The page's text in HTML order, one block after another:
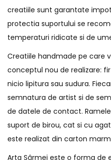
creatiile sunt garantate
protectia suportului se
temperaturi ridicate si de
Creatiile handmade pe care
conceptul nou de realizare:
nicio lipitura sau sudura.
semnatura de artist si de
de datele de contact.
suport de birou, cat si cu
este realizat din carton
Arta Sârmei este o forma de